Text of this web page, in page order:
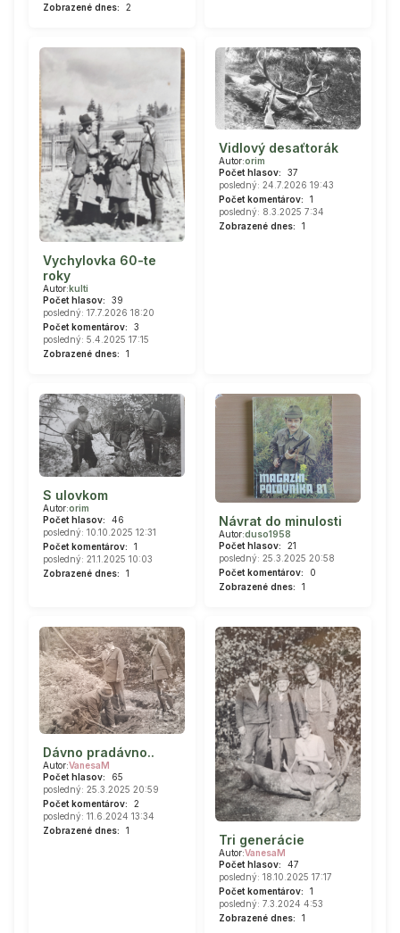
Zobrazené dnes:
2
Vychylovka 60-te
roky
Autor:kulti
Počet hlasov:
39
posledný: 17.7.2026 18:20
Počet komentárov:
3
posledný: 5.4.2025 17:15
Zobrazené dnes:
1
Vidlový desaťtorák
Autor:orim
Počet hlasov:
37
posledný: 24.7.2026 19:43
Počet komentárov:
1
posledný: 8.3.2025 7:34
Zobrazené dnes:
1
S ulovkom
Autor:orim
Počet hlasov:
46
posledný: 10.10.2025 12:31
Počet komentárov:
1
posledný: 21.1.2025 10:03
Zobrazené dnes:
1
Návrat do minulosti
Autor:duso1958
Počet hlasov:
21
posledný: 25.3.2025 20:58
Počet komentárov:
0
Zobrazené dnes:
1
Dávno pradávno..
Autor:VanesaM
Počet hlasov:
65
posledný: 25.3.2025 20:59
Počet komentárov:
2
posledný: 11.6.2024 13:34
Zobrazené dnes:
1
Tri generácie
Autor:VanesaM
Počet hlasov:
47
posledný: 18.10.2025 17:17
Počet komentárov:
1
posledný: 7.3.2024 4:53
Zobrazené dnes:
1